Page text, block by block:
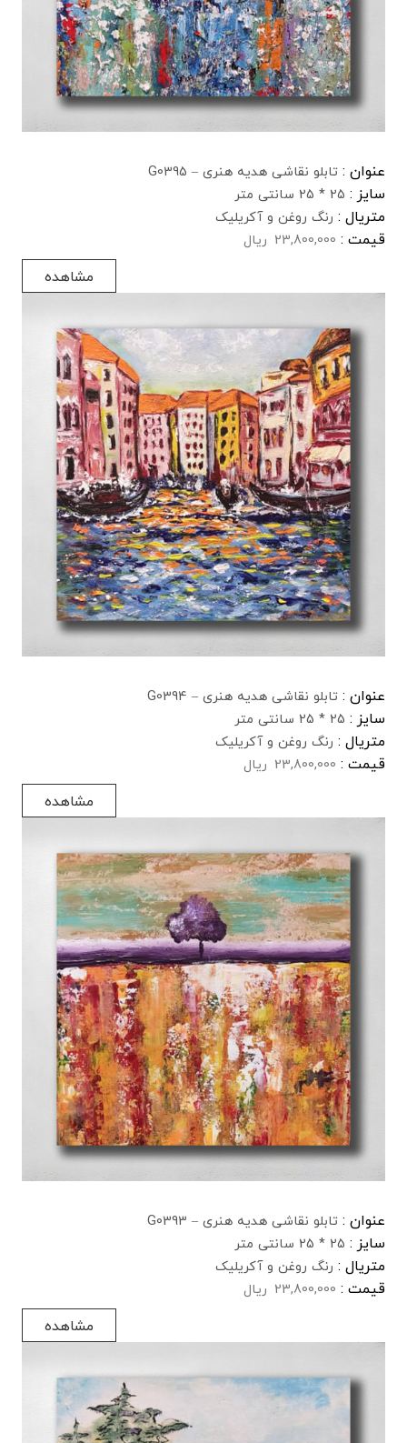
عنوان : تابلو نقاشی هدیه هنری – G0395
سایز : 25 * 25 سانتی متر
متریال : رنگ روغن و آکریلیک
قیمت : 23,800,000 ریال
مشاهده
عنوان : تابلو نقاشی هدیه هنری – G0394
سایز : 25 * 25 سانتی متر
متریال : رنگ روغن و آکریلیک
قیمت : 23,800,000 ریال
مشاهده
عنوان : تابلو نقاشی هدیه هنری – G0393
سایز : 25 * 25 سانتی متر
متریال : رنگ روغن و آکریلیک
قیمت : 23,800,000 ریال
مشاهده